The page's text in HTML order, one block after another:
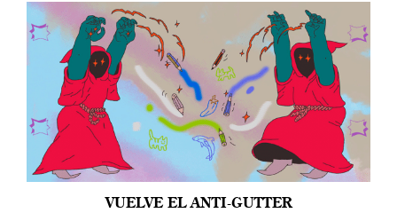
VUELVE EL ANTI-GUTTER